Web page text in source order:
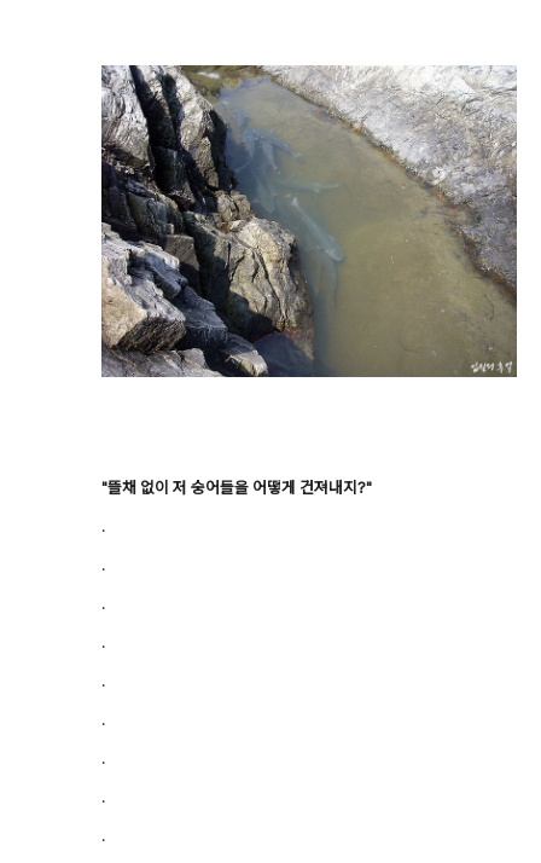
"뜰채 없이 저 숭어들을 어떻게 건져내지?"
.
.
.
.
.
.
.
.
.